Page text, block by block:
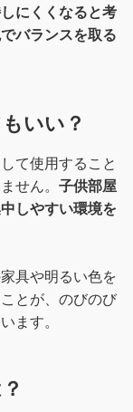
にくくなると考
バランスを取る
いい？
て使用すること
せん。 子供部屋
しやすい環境を
具や明るい色を
とが、のびのび
ます。